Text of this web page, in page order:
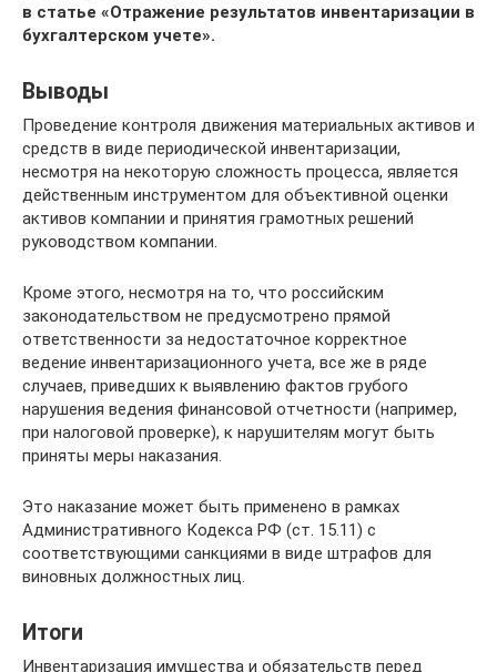
в статье «Отражение результатов инвентаризации в
бухгалтерском учете».
Выводы
Проведение контроля движения материальных активов и
средств в виде периодической инвентаризации,
несмотря на некоторую сложность процесса, является
действенным инструментом для объективной оценки
активов компании и принятия грамотных решений
руководством компании.
Кроме этого, несмотря на то, что российским
законодательством не предусмотрено прямой
ответственности за недостаточное корректное
ведение инвентаризационного учета, все же в ряде
случаев, приведших к выявлению фактов грубого
нарушения ведения финансовой отчетности (например,
при налоговой проверке), к нарушителям могут быть
приняты меры наказания.
Это наказание может быть применено в рамках
Административного Кодекса РФ (ст. 15.11) с
соответствующими санкциями в виде штрафов для
виновных должностных лиц.
Итоги
Инвентаризация имущества и обязательств перед